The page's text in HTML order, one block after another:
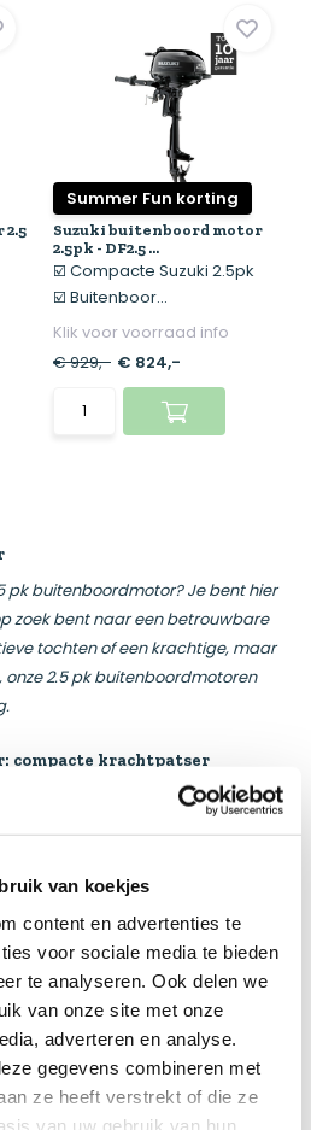
van koekjes
content en advertenties te
voor sociale media te bieden
te analyseren. Ook delen we
van onze site met onze
adverteren en analyse.
gegevens combineren met
ze heeft verstrekt of die ze
van uw gebruik van hun
Summer Fun korting
Suzuki buitenboord motor
2.5pk - DF2.5 ...
☑️ Compacte Suzuki 2.5pk
☑️ Buitenboor...
Klik voor voorraad info
€ 929,- € 824,-
pk buitenboordmotor? Je bent hier
zoek bent naar een betrouwbare
tochten of een krachtige, maar
2.5 pk buitenboordmotoren
compacte krachtpatser
is een compacte
vervoeren. Het ergonomische
maakt het kantelen en
verschillende
Dankzij Suzuki's
vaar je milieuvriendelijk
aan de prestaties.
gebruiksgemak en vaarplezier
is ontworpen voor